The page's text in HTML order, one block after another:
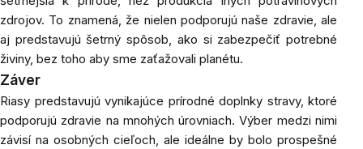
zdrojov. To znamená, že nielen podporujú naše zdravie, ale
aj predstavujú šetrný spôsob, ako si zabezpečiť potrebné
živiny, bez toho aby sme zaťažovali planétu.
Záver
Riasy predstavujú vynikajúce prírodné doplnky stravy, ktoré
podporujú zdravie na mnohých úrovniach. Výber medzi nimi
závisí na osobných cieľoch, ale ideálne by bolo prospešné